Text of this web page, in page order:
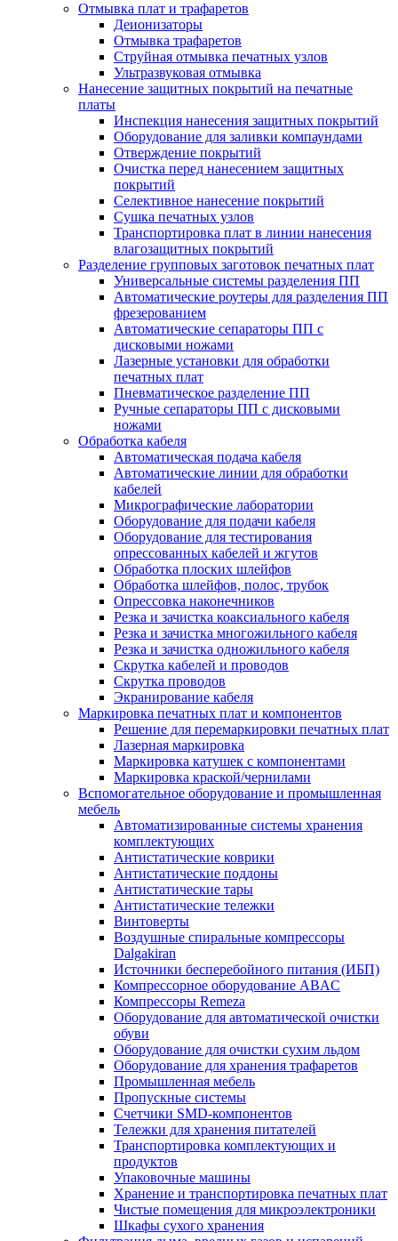
Отмывка плат и трафаретов
Деионизаторы
Отмывка трафаретов
Струйная отмывка печатных узлов
Ультразвуковая отмывка
Нанесение защитных покрытий на печатные
платы
Инспекция нанесения защитных покрытий
Оборудование для заливки компаундами
Отверждение покрытий
Очистка перед нанесением защитных
покрытий
Селективное нанесение покрытий
Сушка печатных узлов
Транспортировка плат в линии нанесения
влагозащитных покрытий
Разделение групповых заготовок печатных плат
Универсальные системы разделения ПП
Автоматические роутеры для разделения ПП
фрезерованием
Автоматические сепараторы ПП с
дисковыми ножами
Лазерные установки для обработки
печатных плат
Пневматическое разделение ПП
Ручные сепараторы ПП с дисковыми
ножами
Обработка кабеля
Автоматическая подача кабеля
Автоматические линии для обработки
кабелей
Микрографические лаборатории
Оборудование для подачи кабеля
Оборудование для тестирования
опрессованных кабелей и жгутов
Обработка плоских шлейфов
Обработка шлейфов, полос, трубок
Опрессовка наконечников
Резка и зачистка коаксиального кабеля
Резка и зачистка многожильного кабеля
Резка и зачистка одножильного кабеля
Скрутка кабелей и проводов
Скрутка проводов
Экранирование кабеля
Маркировка печатных плат и компонентов
Решение для перемаркировки печатных плат
Лазерная маркировка
Маркировка катушек с компонентами
Маркировка краской/чернилами
Вспомогательное оборудование и промышленная
мебель
Автоматизированные системы хранения
комплектующих
Антистатические коврики
Антистатические поддоны
Антистатические тары
Антистатические тележки
Винтоверты
Воздушные спиральные компрессоры
Dalgakiran
Источники бесперебойного питания (ИБП)
Компрессорное оборудование ABAC
Компрессоры Remeza
Оборудование для автоматической очистки
обуви
Оборудование для очистки сухим льдом
Оборудование для хранения трафаретов
Промышленная мебель
Пропускные системы
Счетчики SMD-компонентов
Тележки для xранения питателей
Транспортировка комплектующих и
продуктов
Упаковочные машины
Хранение и транспортировка печатных плат
Чистые помещения для микроэлектроники
Шкафы сухого хранения